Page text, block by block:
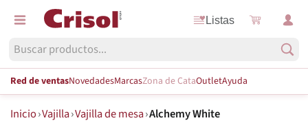
Listas
Red de ventasNovedadesMarcasZona de CataOutletAyuda
Inicio›Vajilla›Vajilla de mesa›Alchemy White